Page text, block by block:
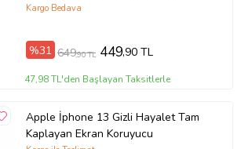
Kargo Bedava
%31 649,90 TL 449,90 TL
47,98 TL'den Başlayan Taksitlerle
Apple İphone 13 Gizli Hayalet Tam
Kaplayan Ekran Koruyucu